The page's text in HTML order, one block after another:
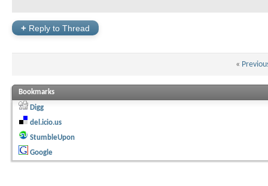
+ Reply to Thread
«
Bookmarks
Digg
del.icio.us
StumbleUpon
Google